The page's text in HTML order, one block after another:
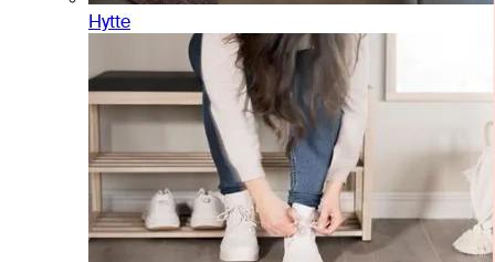
Hytte